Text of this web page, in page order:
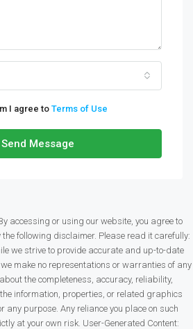
I agree to Terms of Use
Send Message
accessing or using our website, you agree to
following disclaimer. Please read it carefully:
we strive to provide accurate and up-to-date
make no representations or warranties of any
the completeness, accuracy, reliability,
information, properties, or related graphics
any purpose. Any reliance you place on such
at your own risk. User-Generated Content: